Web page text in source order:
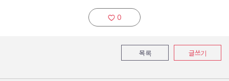
추천하기:
0
목록 글쓰기